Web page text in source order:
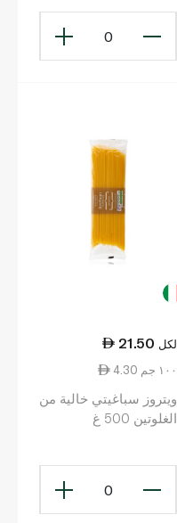
0
21.50 لكل
4.30 ١٠٠ جم
ويتروز سباغيتي خالية من
الغلوتين 500 غ
0